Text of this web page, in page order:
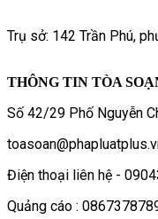
Trụ sở: 142 Trần Phú,
THÔNG TIN TÒA
Số 42/29 Phố Nguyễn
Điện thoại liên hệ -
Quảng cáo :